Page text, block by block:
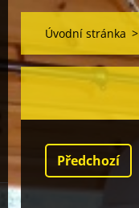
Úvodní stránka >
Předchozí